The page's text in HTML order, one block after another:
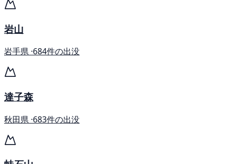
岩山
岩手県 ·684件の出没
達子森
秋田県 ·683件の出没